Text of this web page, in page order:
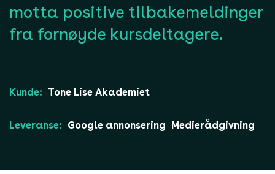
motta positive tilbakemeldinger
fra fornøyde kursdeltagere.
Kunde: Tone Lise Akademiet
Leveranse: Google annonsering Medierådgivning